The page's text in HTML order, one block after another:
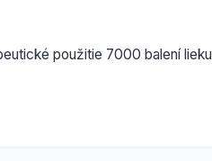
použitie 7000 balení lieku